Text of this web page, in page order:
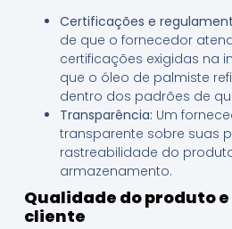
Certificações e
de que o fornecedor
certificações exigidas na
que o óleo de palmiste
dentro dos padrões de
Transparência: Um
transparente sobre suas
rastreabilidade do
armazenamento.
Qualidade do produto
cliente